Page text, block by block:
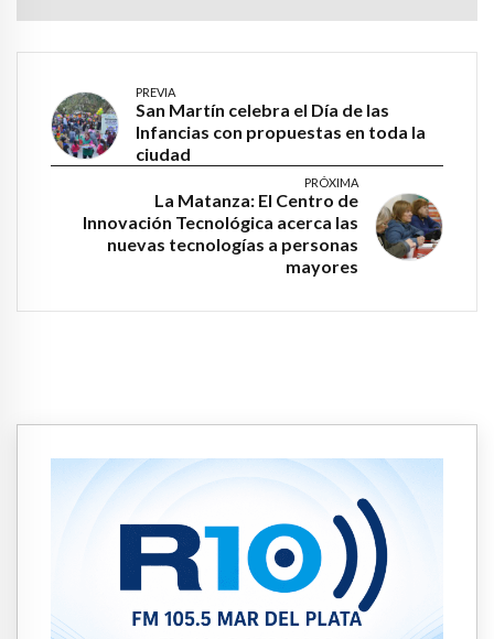
PREVIA
San Martín celebra el Día de las
Infancias con propuestas en toda la
ciudad
PRÓXIMA
La Matanza: El Centro de
Innovación Tecnológica acerca las
nuevas tecnologías a personas
mayores